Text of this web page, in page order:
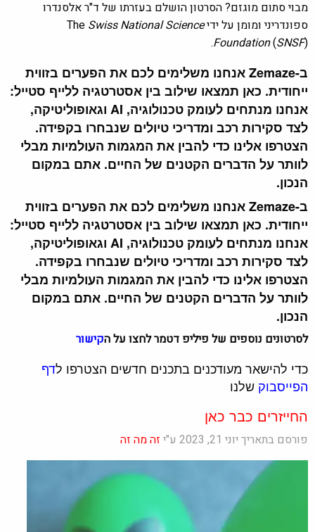
מבוי סתום מוגזם? הסרטון הושלם בעזרתו של ד"ר אלסנדרו
ספונדריני ומומן על ידי TheSwiss National Science
Foundation(SNSF
ב-Zemaze אנחנו משלימים לכם את הפערים בזווית
ייחודית. כאן תמצאו שילוב בין אסטרטגיה ללייף סטייל:
אנחנו מנתחים לעומק טכנולוגיה, AI וגאופוליטיקה,
לצד סקירות רכב ומדריכי טיולים שנבחרו בקפידה.
הצטרפו אלינו כדי להבין את המגמות העולמיות מבלי
לוותר על הדברים הקטנים של החיים. אתם במקום
הנכון.
ב-Zemaze אנחנו משלימים לכם את הפערים בזווית
ייחודית. כאן תמצאו שילוב בין אסטרטגיה ללייף סטייל:
אנחנו מנתחים לעומק טכנולוגיה, AI וגאופוליטיקה,
לצד סקירות רכב ומדריכי טיולים שנבחרו בקפידה.
הצטרפו אלינו כדי להבין את המגמות העולמיות מבלי
לוותר על הדברים הקטנים של החיים. אתם במקום
הנכון.
לסרטונים נוספים של פיליפ דטמר לחצו על הקישור
כדי להישאר מעודכנים בתכנים חדשים הצטרפו ל דף
הפייסבוקשלנו
החייזרים כבר כאן
פורסם בתאריך יוני 21, 2023 ע"י זה מה זה